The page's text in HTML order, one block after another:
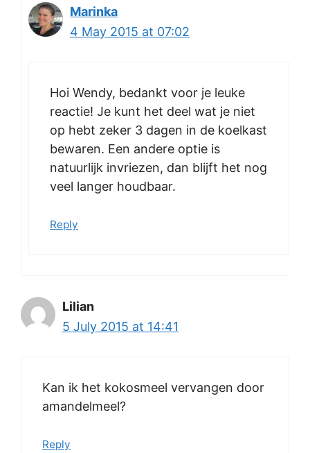
Marinka
4 May 2015 at 07:02
Hoi Wendy, bedankt voor je leuke
reactie! Je kunt het deel wat je niet
op hebt zeker 3 dagen in de koelkast
bewaren. Een andere optie is
natuurlijk invriezen, dan blijft het nog
veel langer houdbaar.
Reply
Lilian
5 July 2015 at 14:41
Kan ik het kokosmeel vervangen door
amandelmeel?
Reply